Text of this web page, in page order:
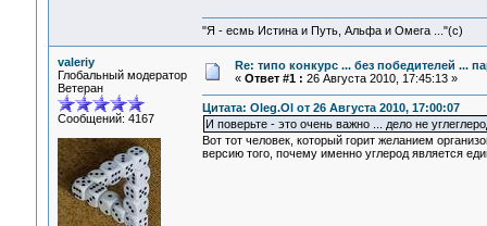
"Я - есмь Истина и Путь, Альфа и Омега ..."(с)
valeriy
Глобальный модератор
Ветеран
Сообщений: 4167
Re: типо конкурс ... без победителей ...
« Ответ #1 : 26 Августа 2010, 17:45:13 »
Цитата: Oleg.Ol от 26 Августа 2010, 17:00:07
И поверьте - это очень важно ... дело не
Вот тот человек, который горит желанием
версию того, почему именно углерод является